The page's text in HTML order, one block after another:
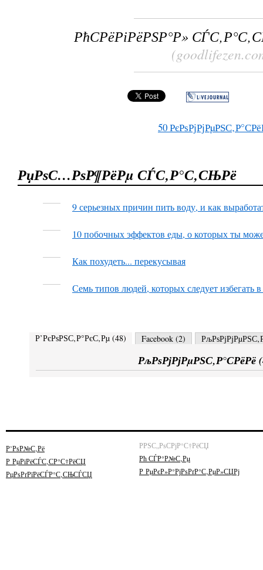
РћСРёРіРёРЅР°Р»
50
РџРѕС…РѕР¶РёРµ СЃС‚Р°С‚СЊРё
9 серьезных причин пить воду, и как
10 побочных эффектов еды, о которых ты
Как похудеть... перекусывая
Семь типов людей, которых следует избегать
Р’РєРѕРЅС‚Р°РєС‚Рµ (48) Facebook (2)
РљРѕРјРјРµРЅС‚Р°СРёРё (
Р’РѕР№С‚Рё
Р РµРіРёСЃС‚СР°С†РёСЏ
РџРѕРґРїРёСЃР°С‚СЊСЃСЏ
РРЅС„РѕСРјР°С†РёСЏ
Рћ СЃР°Р№С‚Рµ
Р РµРєР»Р°РјРѕРґР°С‚РµР»СЏРј